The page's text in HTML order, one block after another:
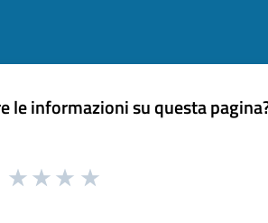
le informazioni su questa